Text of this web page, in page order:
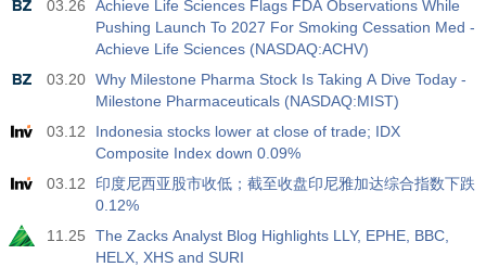
实际值
3.2%
预测值
3.5%
前值
3.5%
12:30
私人非农就业人口
实际值
30 K
预测值
40 K
前值
30 K
12:30
USD
U6 失业率
实际值
7.9%
7.9%
7.9%
03.26
Achieve Life Sciences Flags FDA Observations While
Pushing Launch To 2027 For Smoking Cessation Med -
Achieve Life Sciences (NASDAQ:ACHV)
03.20 Why Milestone Pharma Stock Is Taking A Dive Today -
Milestone Pharmaceuticals (NASDAQ:MIST)
03.12
Indonesia stocks lower at close of trade; IDX
Composite Index down 0.09%
03.12
印度尼西亚股市收低；截至收盘印尼雅加达综合指数下跌
0.12%
11.25
The Zacks Analyst Blog Highlights LLY, EPHE, BBC,
HELX, XHS and SURI